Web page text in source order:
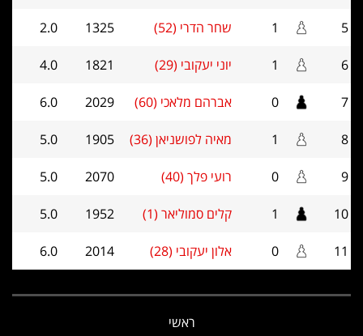
5
1 שחר הדרי (52) 1325
2.0
6
1 יוני יעקובי (29) 1821
4.0
7
0 אברהם מלאכי (60) 2029
6.0
8
1 מאיה לפושניאן (36) 1905
5.0
9
0 רועי פלך (40) 2070
5.0
10
1 קלים סמוליאר (1) 1952
5.0
11
0 אלון יעקובי (28) 2014
6.0
ראשי